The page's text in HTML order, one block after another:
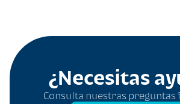
¿Necesitas
Consulta nuestras preguntas